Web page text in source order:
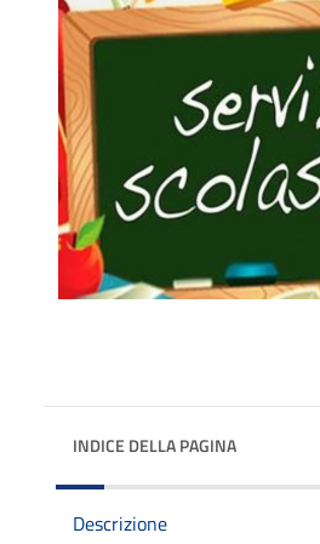
INDICE DELLA PAGINA
Descrizione